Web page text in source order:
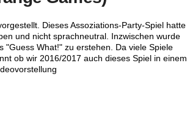
Dieses Assoziations-Party-Spiel hatte
und nicht sprachneutral. Inzwischen wurde
"Guess What!" zu erstehen. Da viele Spiele
ob wir 2016/2017 auch dieses Spiel in einem